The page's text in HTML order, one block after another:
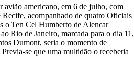
avião americano,em 6 de julho, com
Recife, acompanhado de quatro Oficiais
oTen Cel Humberto de Alencar
Rio de Janeiro, marcada para o dia 11,
Dumont, seria o momento de
se que uma multidão o receberia